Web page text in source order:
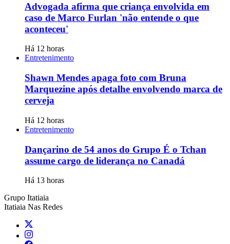
Advogada afirma que criança envolvida em
caso de Marco Furlan 'não entende o que
aconteceu'
Há 12 horas
Entretenimento
Shawn Mendes apaga foto com Bruna
Marquezine após detalhe envolvendo marca de
cerveja
Há 12 horas
Entretenimento
Dançarino de 54 anos do Grupo É o Tchan
assume cargo de liderança no Canadá
Há 13 horas
Grupo Itatiaia
Itatiaia Nas Redes